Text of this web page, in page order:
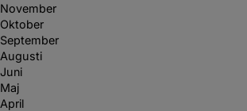
November
Oktober
September
Augusti
Juni
Maj
April